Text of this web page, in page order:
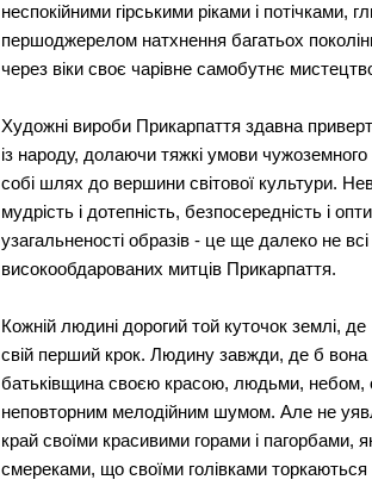
неспокійними гірськими ріками і
першоджерелом натхнення багатьох
через віки своє чарівне самобутнє
Художні вироби Прикарпаття здавна
із народу, долаючи тяжкі умови
собі шлях до вершини світової культури.
мудрість і дотепність, безпосередність і
узагальненості образів - це ще далеко не
високообдарованих митців Прикарпаття.
Кожній людині дорогий той куточок землі,
свій перший крок. Людину завжди, де б
батьківщина своєю красою, людьми, небом,
неповторним мелодійним шумом. Але не
край своїми красивими горами і пагорбами,
смереками, що своїми голівками